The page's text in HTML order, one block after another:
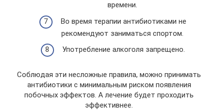
времени.
Во время терапии антибиотиками не
рекомендуют заниматься спортом.
Употребление алкоголя запрещено.
Соблюдая эти несложные правила, можно принимать
антибиотики с минимальным риском появления
побочных эффектов. А лечение будет проходить
эффективнее.